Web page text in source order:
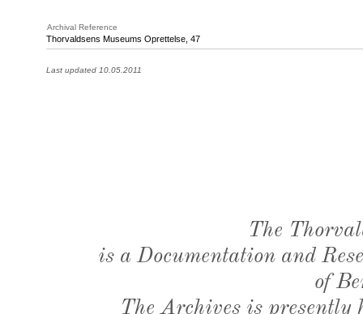
Archival Reference
Thorvaldsens Museums Oprettelse, 47
Last updated 10.05.2011
The
is a Documentation and
of
The Archives is presently